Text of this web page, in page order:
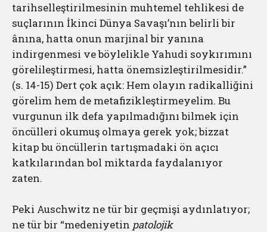
tarihselleştirilmesinin muhtemel tehlikesi de
suçlarının İkinci Dünya Savaşı’nın belirli bir
ânına, hatta onun marjinal bir yanına
indirgenmesi ve böylelikle Yahudi soykırımını
görelileştirmesi, hatta önemsizleştirilmesidir.”
(s. 14-15) Dert çok açık: Hem olayın radikalliğini
görelim hem de metafizikleştirmeyelim. Bu
vurgunun ilk defa yapılmadığını bilmek için
öncülleri okumuş olmaya gerek yok; bizzat
kitap bu öncüllerin tartışmadaki ön açıcı
katkılarından bol miktarda faydalanıyor
zaten.
Peki Auschwitz ne tür bir geçmişi aydınlatıyor;
ne tür bir “medeniyetin patolojik